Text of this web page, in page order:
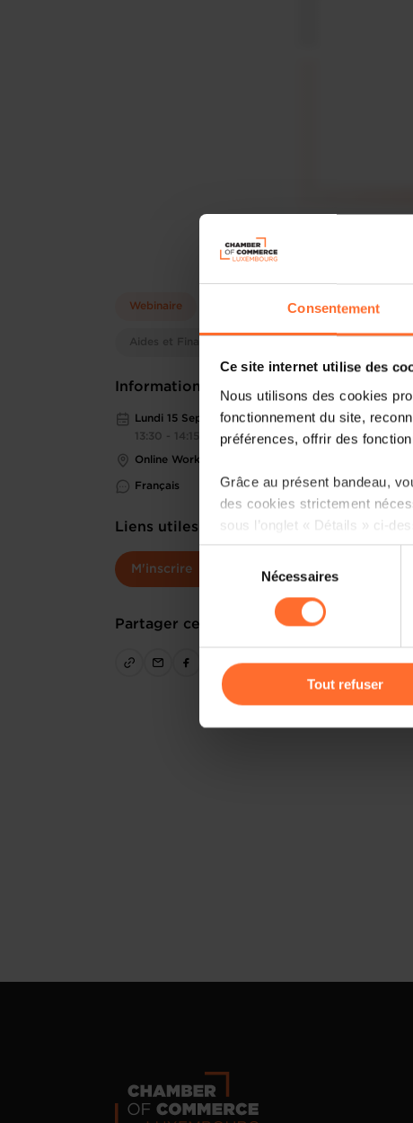
Consentement
Ce site internet utilise des
Nous utilisons des cookies
fonctionnement du site,
préférences, offrir des
Grâce au présent bandeau,
des cookies strictement
sous l’onglet « Détails » ci-
Il est précisé que la
sociaux, sauvegarde des
cas de refus de tous les
gauche de chaque page.
Sélection
consentement
Nécessaires
Tout refuser
Webinaire
Aides et Financements
Informations pratiques
Lundi 15 Sep 2025
13:30 - 14:15
Online Workshop
Français
Liens utiles
M'inscrire
Partager cet article